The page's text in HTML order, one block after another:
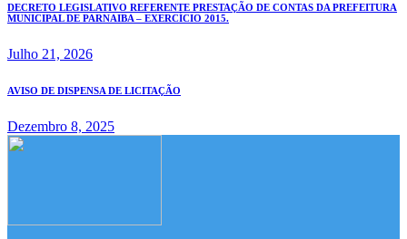
DECRETO LEGISLATIVO REFERENTE PRESTAÇÃO DE CONTAS DA PREFEITURA
MUNICIPAL DE PARNAIBA – EXERCÍCIO 2015.
Julho 21, 2026
AVISO DE DISPENSA DE LICITAÇÃO
Dezembro 8, 2025